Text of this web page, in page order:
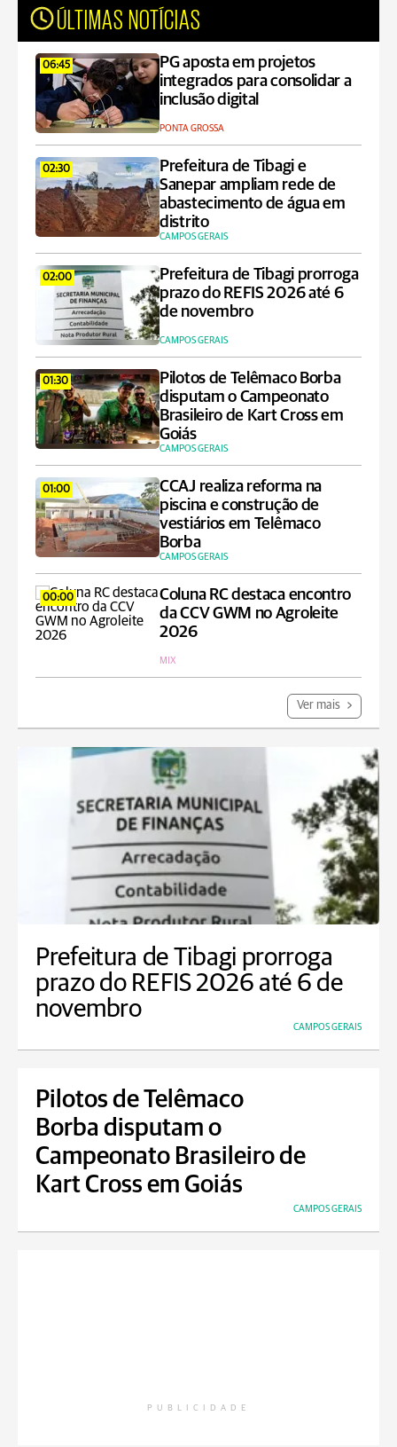
ÚLTIMAS NOTÍCIAS
06:45
PG aposta em projetos
integrados para consolidar a
inclusão digital
PONTA GROSSA
02:30
Prefeitura de Tibagi e
Sanepar ampliam rede de
abastecimento de água em
distrito
CAMPOS GERAIS
02:00
Prefeitura de Tibagi prorroga
prazo do REFIS 2026 até 6
de novembro
CAMPOS GERAIS
01:30
Pilotos de Telêmaco Borba
disputam o Campeonato
Brasileiro de Kart Cross em
Goiás
CAMPOS GERAIS
01:00
CCAJ realiza reforma na
piscina e construção de
vestiários em Telêmaco
Borba
CAMPOS GERAIS
00:00
Coluna RC destaca encontro
da CCV GWM no Agroleite
2026
MIX
Ver mais
Prefeitura de Tibagi prorroga
prazo do REFIS 2026 até 6 de
novembro
CAMPOS GERAIS
Pilotos de Telêmaco
Borba disputam o
Campeonato Brasileiro de
Kart Cross em Goiás
CAMPOS GERAIS
PUBLICIDADE